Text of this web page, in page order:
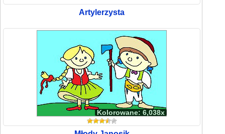
Artylerzysta
Kolorowane: 6,038x